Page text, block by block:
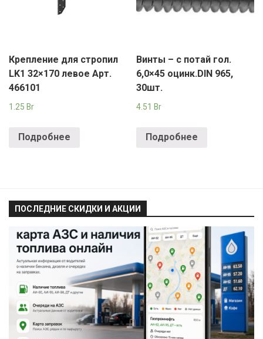
Крепление для стропил
LK1 32×170 левое Арт.
466101
1.25 Br
Подробнее
Винты – с потай гол.
6,0×45 оцинк.DIN 965,
30шт.
4.51 Br
Подробнее
ПОСЛЕДНИЕ СКИДКИ И АКЦИИ